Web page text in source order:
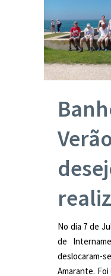
No dia 7 de
de
deslocaram-
Amarante.